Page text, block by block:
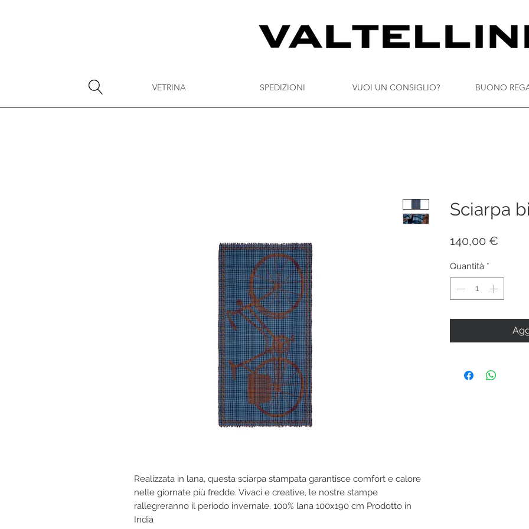
VETRINA SPEDIZIONI VUOI UN CONSIGLIO? BUONO
Realizzata in lana, questa sciarpa stampata garantisce comfort e calore
nelle giornate più fredde. Vivaci e creative, le nostre stampe
rallegreranno il periodo invernale. 100% lana 100x190 cm Prodotto in
India
Sciarpa
140,00 €
Quantità *